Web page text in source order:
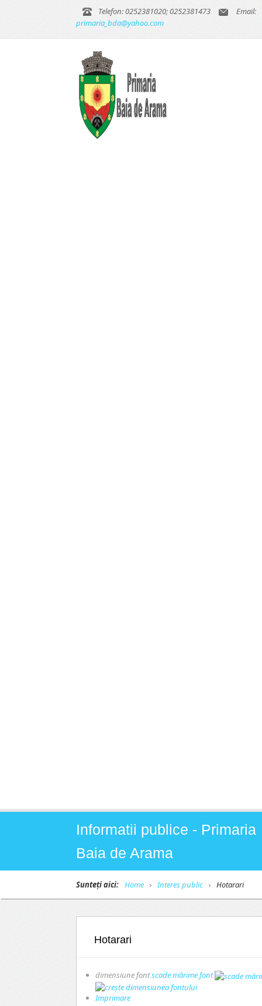
Telefon: 0252381020; 0252381473
Email:
primaria_bda@yahoo.com
Informatii publice - Primaria
Baia de Arama
Sunteți aici: Home Interes public Hotarari
Hotarari
dimensiune fontscade mărime font
Imprimare